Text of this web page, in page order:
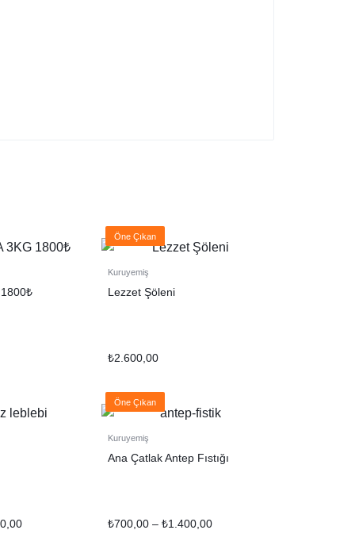
Öne Çıkan
Kuruyemiş
Lezzet Şöleni
₺2.600,00
Öne Çıkan
Kuruyemiş
Ana Çatlak Antep Fıstığı
₺700,00 – ₺1.400,00